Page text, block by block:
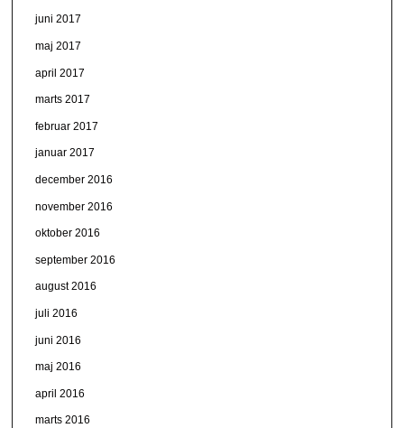
juni 2017
maj 2017
april 2017
marts 2017
februar 2017
januar 2017
december 2016
november 2016
oktober 2016
september 2016
august 2016
juli 2016
juni 2016
maj 2016
april 2016
marts 2016